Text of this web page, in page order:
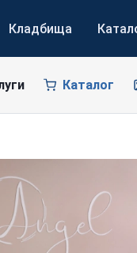
Кладбища
Каталог